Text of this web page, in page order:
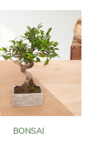
BONSAI